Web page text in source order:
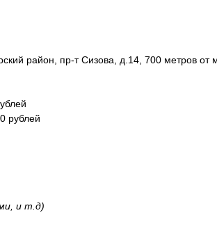
район, пр-т Сизова, д.14, 700 метров от
рублей
и т.д)